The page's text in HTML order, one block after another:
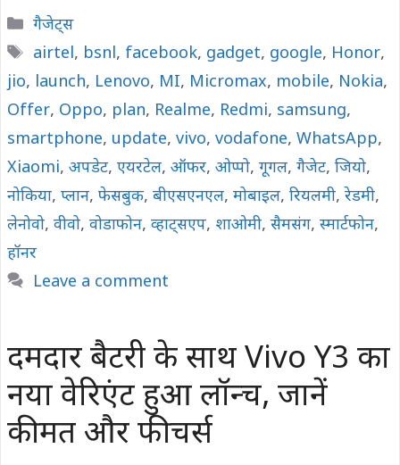
Categories
गैजेट्स
Tags
airtel, bsnl, facebook, gadget, google, Honor,
jio, launch, Lenovo, MI, Micromax, mobile, Nokia,
Offer, Oppo, plan, Realme, Redmi, samsung,
smartphone, update, vivo, vodafone, WhatsApp,
Xiaomi, अपडेट, एयरटेल, ऑफर, ओप्पो, गूगल, गैजेट, जियो,
नोकिया, प्लान, फेसबुक, बीएसएनएल, मोबाइल, रियलमी, रेडमी,
लेनोवो, वीवो, वोडाफोन, व्हाट्सएप, शाओमी, सैमसंग, स्मार्टफोन,
हॉनर
Leave a comment
दमदार बैटरी के साथ Vivo Y3 का
नया वेरिएंट हुआ लॉन्च, जानें
कीमत और फीचर्स